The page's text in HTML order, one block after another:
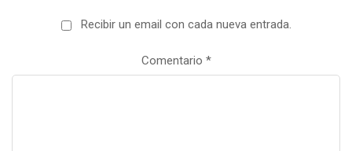
Recibir un email con cada nueva entrada.
Comentario *